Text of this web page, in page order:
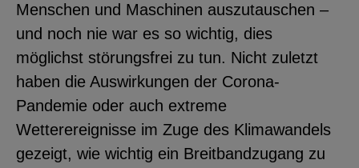
Menschen und Maschinen auszutauschen –
und noch nie war es so wichtig, dies
möglichst störungsfrei zu tun. Nicht zuletzt
haben die Auswirkungen der Corona-
Pandemie oder auch extreme
Wetterereignisse im Zuge des Klimawandels
gezeigt, wie wichtig ein Breitbandzugang zu
YouTube
ChatBot